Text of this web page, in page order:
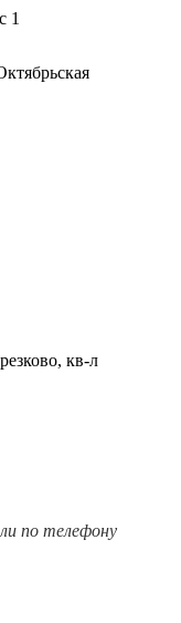
1
кв-л
по телефону